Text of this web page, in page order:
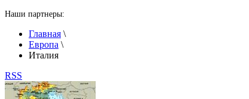
Наши партнеры:
Главная \
Европа \
Италия
RSS